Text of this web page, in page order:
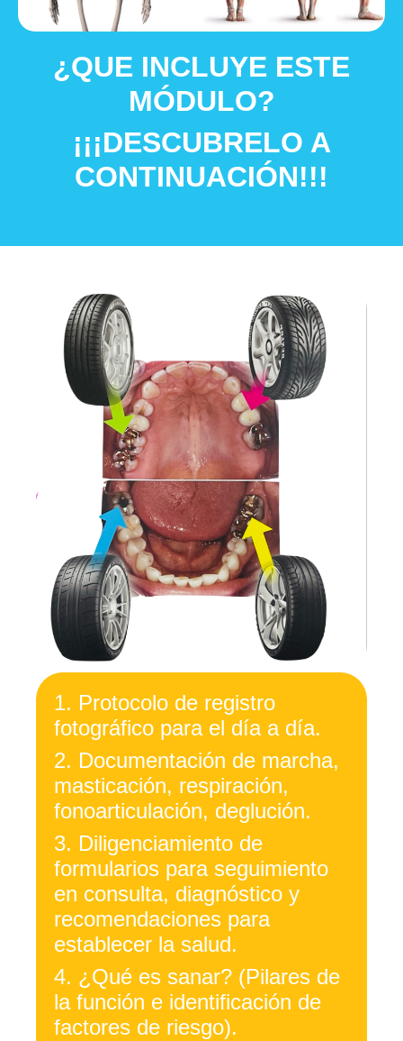
¿QUE INCLUYE ESTE
MÓDULO?
¡¡¡DESCUBRELO A
CONTINUACIÓN!!!
1. Protocolo de registro
fotográfico para el día a día.
2. Documentación de marcha,
masticación, respiración,
fonoarticulación, deglución.
3. Diligenciamiento de
formularios para seguimiento
en consulta, diagnóstico y
recomendaciones para
establecer la salud.
4. ¿Qué es sanar? (Pilares de
la función e identificación de
factores de riesgo).